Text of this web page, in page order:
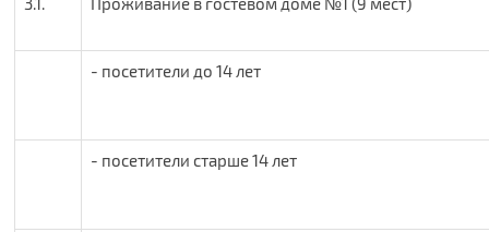
- посетители до 14 лет
- посетители старше 14 лет